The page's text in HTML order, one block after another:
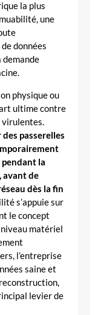
la plus
une
données
demande
physique ou
ultime contre
virulentes.
passerelles
la
avant de
dès la fin
s’appuie sur
le concept
matériel
l’entreprise
saine et
levier de